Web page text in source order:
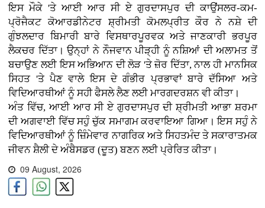
ਇਸ ਮੌਕੇ 'ਤੇ ਆਈ ਆਰ ਸੀ ਏ ਗੁਰਦਾਸਪੁਰ ਦੀ ਕਾਉਂਸਲਰ-ਕਮ-
ਪ੍ਰੋਜੈਕਟ ਕੋਆਰਡੀਨੇਟਰ ਸ਼੍ਰੀਮਤੀ ਕੋਮਲਪ੍ਰੀਤ ਕੌਰ ਨੇ ਨਸ਼ੇ ਦੀ
ਗੁੰਝਲਦਾਰ ਬਿਮਾਰੀ ਬਾਰੇ ਵਿਸਥਾਰਪੂਰਵਕ ਅਤੇ ਜਾਣਕਾਰੀ ਭਰਪੂਰ
ਲੈਕਚਰ ਦਿੱਤਾ। ਉਨ੍ਹਾਂ ਨੇ ਨੌਜਵਾਨ ਪੀੜ੍ਹੀ ਨੂੰ ਨਸ਼ਿਆਂ ਦੀ ਅਲਾਮਤ ਤੋਂ
ਬਚਾਉਣ ਲਈ ਇਸ ਅਭਿਆਨ ਦੀ ਲੋੜ 'ਤੇ ਜ਼ੋਰ ਦਿੱਤਾ, ਨਾਲ ਹੀ ਮਾਨਸਿਕ
ਸਿਹਤ 'ਤੇ ਪੈਣ ਵਾਲੇ ਇਸ ਦੇ ਗੰਭੀਰ ਪ੍ਰਭਾਵਾਂ ਬਾਰੇ ਦੱਸਿਆ ਅਤੇ
ਵਿਦਿਆਰਥੀਆਂ ਨੂੰ ਸਹੀ ਫੈਸਲੇ ਲੈਣ ਲਈ ਮਾਰਗਦਰਸ਼ਨ ਵੀ ਕੀਤਾ।
ਅੰਤ ਵਿੱਚ, ਆਈ ਆਰ ਸੀ ਏ ਗੁਰਦਾਸਪੁਰ ਦੀ ਸ਼੍ਰੀਮਤੀ ਆਭਾ ਸ਼ਰਮਾ
ਦੀ ਅਗਵਾਈ ਵਿੱਚ ਸਹੁੰ ਚੁੱਕ ਸਮਾਗਮ ਕਰਵਾਇਆ ਗਿਆ। ਇਸ ਸਹੁੰ ਨੇ
ਵਿਦਿਆਰਥੀਆਂ ਨੂੰ ਜ਼ਿੰਮੇਵਾਰ ਨਾਗਰਿਕ ਅਤੇ ਸਿਹਤਮੰਦ ਤੇ ਸਕਾਰਾਤਮਕ
ਜੀਵਨ ਸ਼ੈਲੀ ਦੇ ਅੰਬੈਸਡਰ (ਦੂਤ) ਬਣਨ ਲਈ ਪ੍ਰੇਰਿਤ ਕੀਤਾ।
09 August, 2026